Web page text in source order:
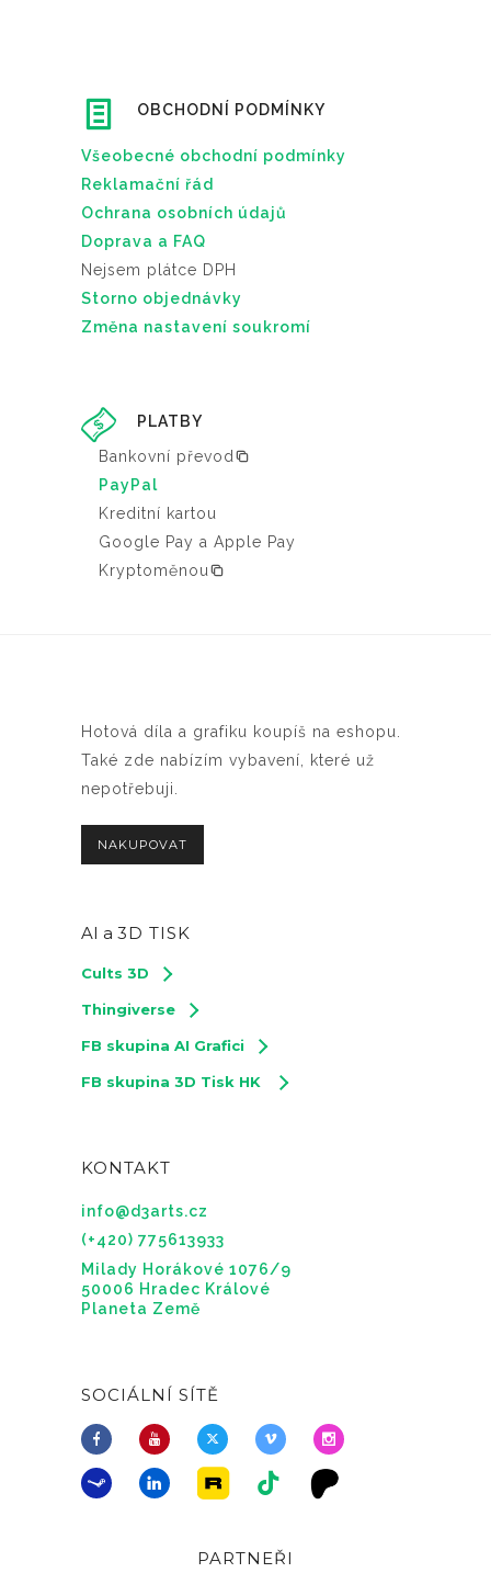
OBCHODNÍ PODMÍNKY
Všeobecné obchodní podmínky
Reklamační řád
Ochrana osobních údajů
Doprava a FAQ
Nejsem plátce DPH
Storno objednávky
Změna nastavení soukromí
PLATBY
Bankovní převod
PayPal
Kreditní kartou
Google Pay a Apple Pay
Kryptoměnou
Hotová díla a grafiku koupíš na eshopu.
Také zde nabízím vybavení, které už
nepotřebuji.
NAKUPOVAT
AI a 3D TISK
Cults 3D
Thingiverse
FB skupina AI Grafici
FB skupina 3D Tisk HK
KONTAKT
info@d3arts.cz
(+420) 775613933
Milady Horákové 1076/9
50006 Hradec Králové
Planeta Země
SOCIÁLNÍ SÍTĚ
PARTNEŘI